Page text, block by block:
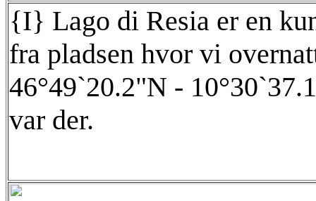
{I} Lago di Resia er en
fra pladsen hvor vi
46°49`20.2"N -
var der.